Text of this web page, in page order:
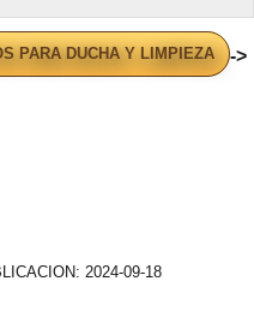
PARA DUCHA Y LIMPIEZA ->
2024-09-18